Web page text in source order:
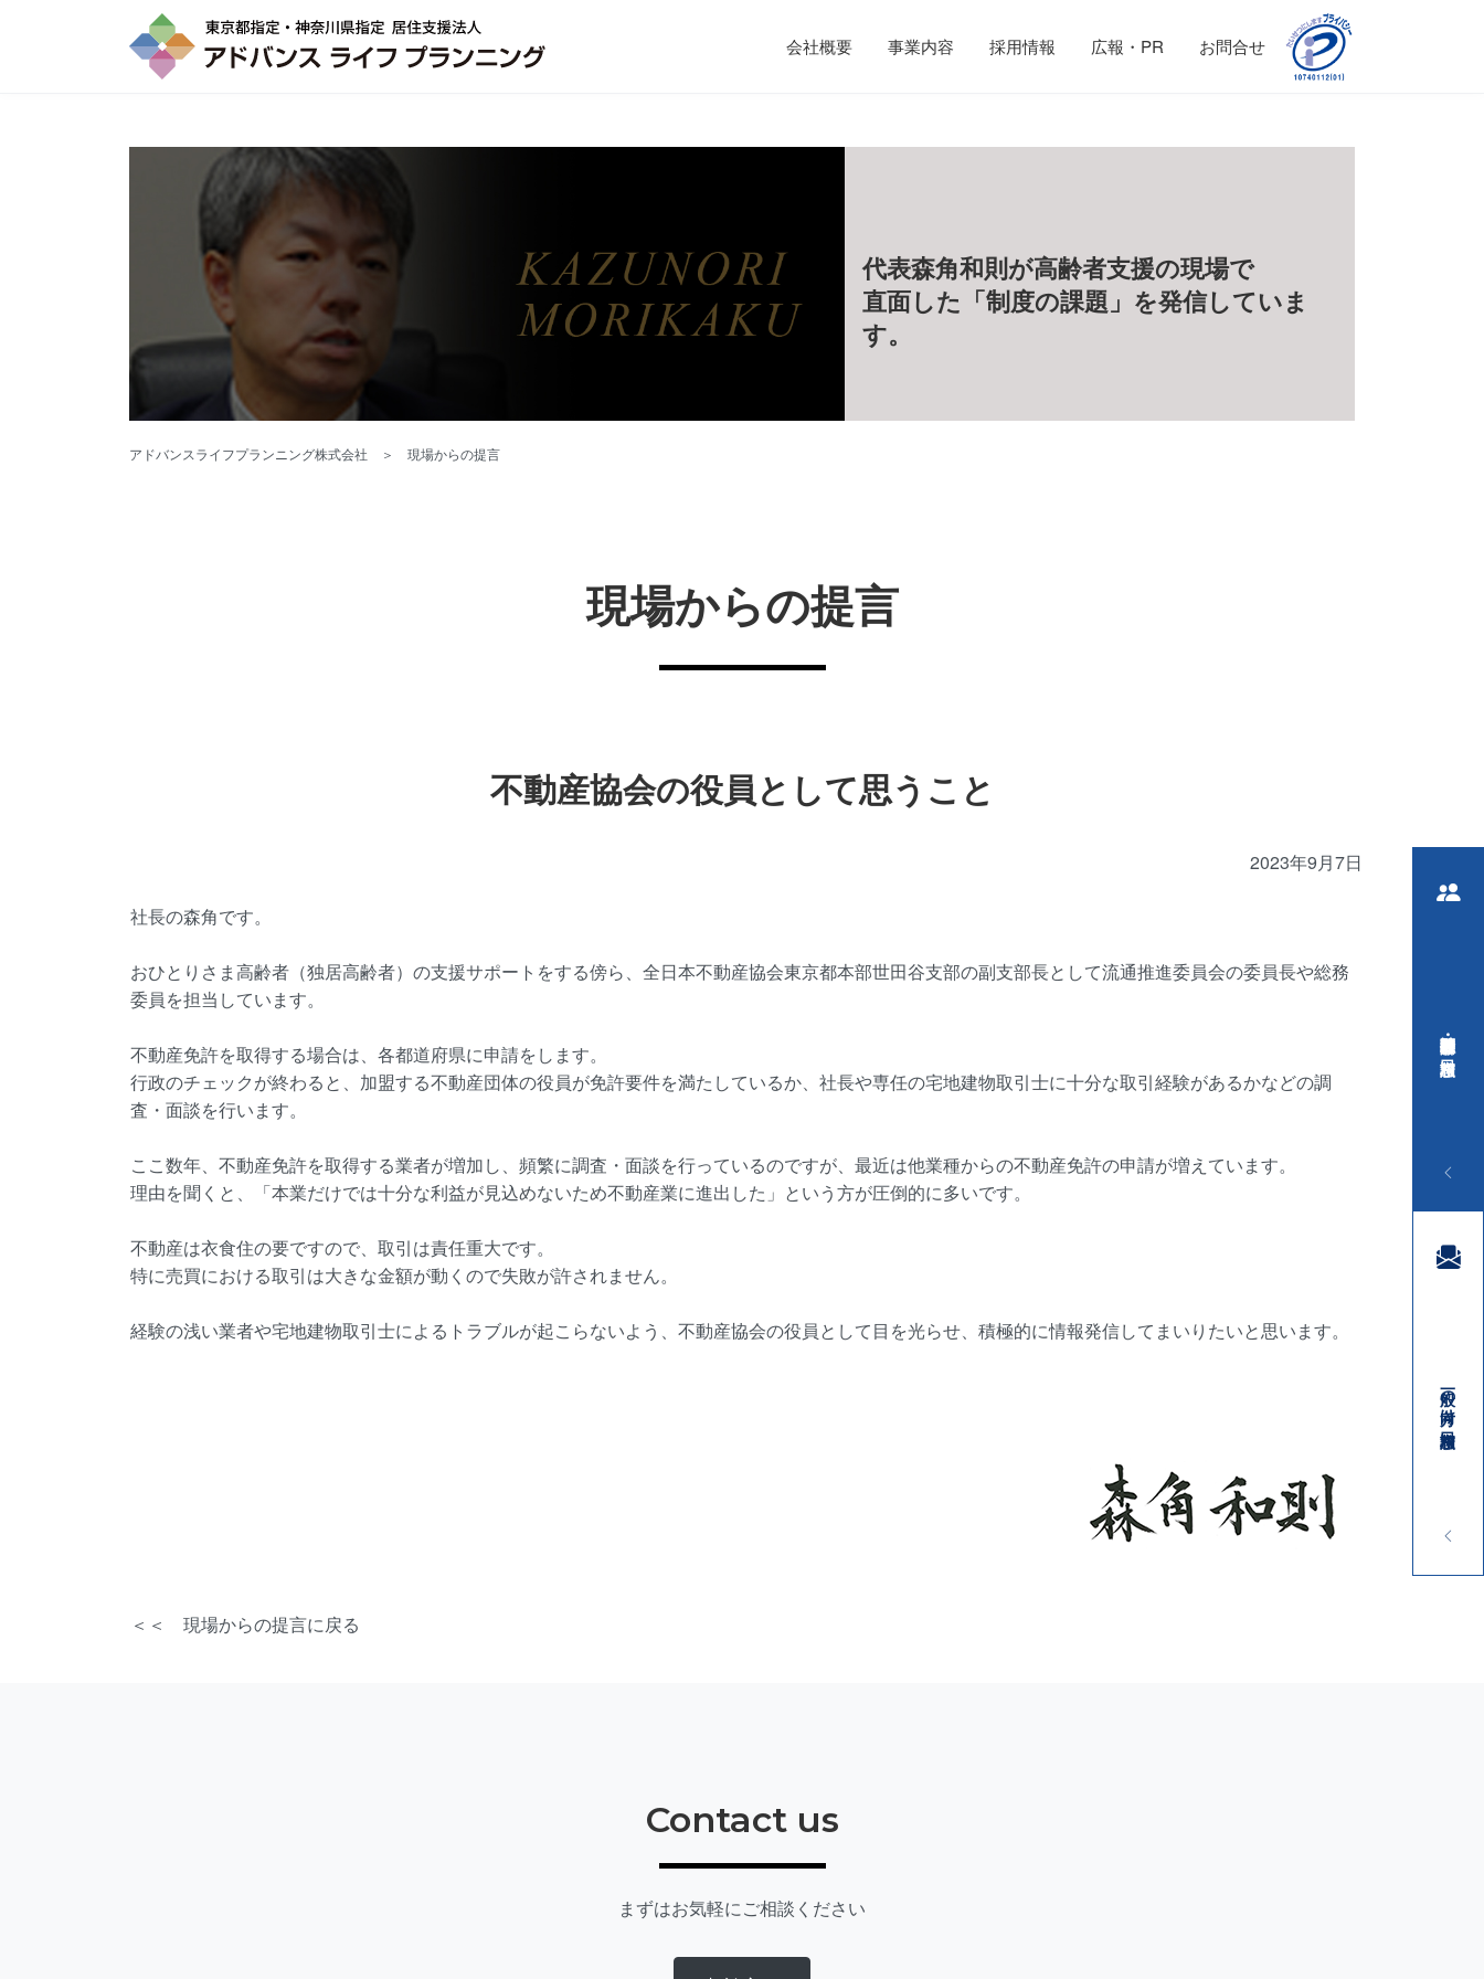
会社概要 事業内容 採用情報 広報・PR お問合せ
代表森角和則が高齢者支援の現場で
直面した「制度の課題」を発信していま
す。
アドバンスライフプランニング株式会社 ＞ 現場からの提言
現場からの提言
不動産協会の役員として思うこと
2023年9月7日
社長の森角です。
おひとりさま高齢者（独居高齢者）の支援サポートをする傍ら、全日本不動産協会東京都本部世田谷支部の副支部長として流通推進委員会の委員長や総務
委員を担当しています。
不動産免許を取得する場合は、各都道府県に申請をします。
行政のチェックが終わると、加盟する不動産団体の役員が免許要件を満たしているか、社長や専任の宅地建物取引士に十分な取引経験があるかなどの調
査・面談を行います。
ここ数年、不動産免許を取得する業者が増加し、頻繁に調査・面談を行っているのですが、最近は他業種からの不動産免許の申請が増えています。
理由を聞くと、「本業だけでは十分な利益が見込めないため不動産業に進出した」という方が圧倒的に多いです。
不動産は衣食住の要ですので、取引は責任重大です。
特に売買における取引は大きな金額が動くので失敗が許されません。
経験の浅い業者や宅地建物取引士によるトラブルが起こらないよう、不動産協会の役員として目を光らせ、積極的に情報発信してまいりたいと思います。
＜＜ 現場からの提言に戻る
Contact us
まずはお気軽にご相談ください
行政・医療関係者向け 相談窓口
一般の方向け 相談窓口